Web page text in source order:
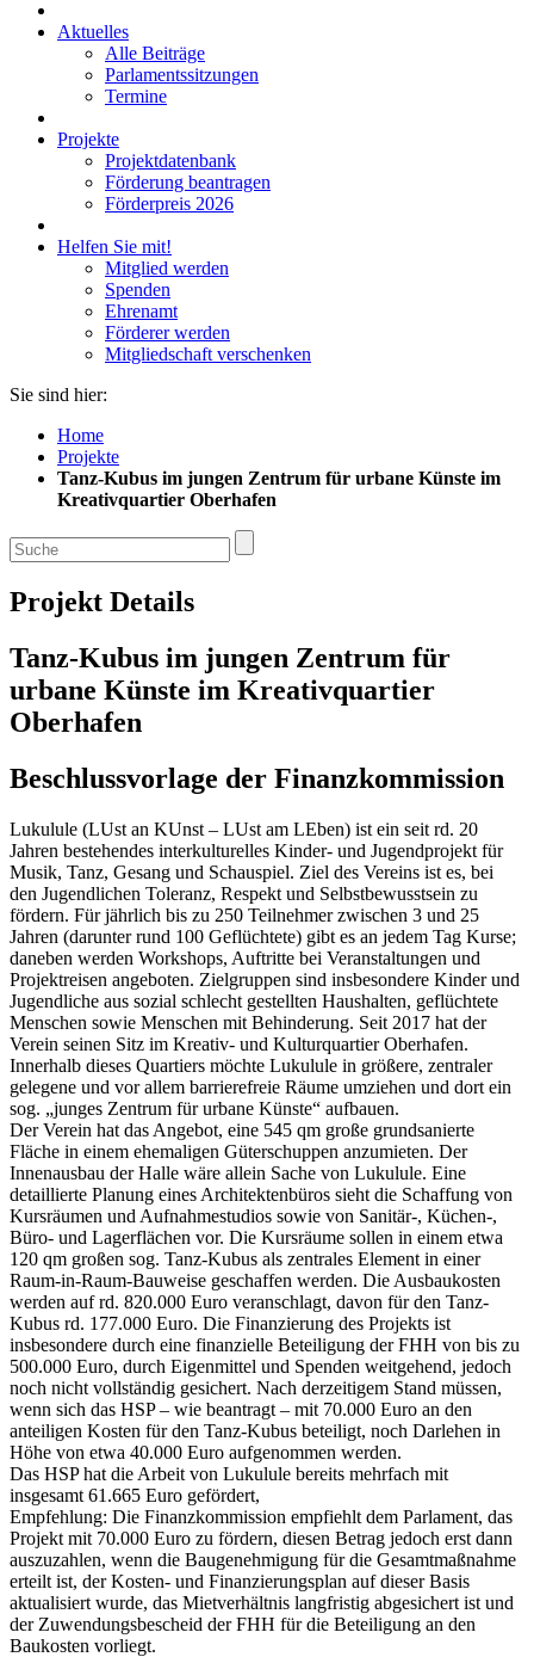
Aktuelles
Alle Beiträge
Parlamentssitzungen
Termine
Projekte
Projektdatenbank
Förderung beantragen
Förderpreis 2026
Helfen Sie mit!
Mitglied werden
Spenden
Ehrenamt
Förderer werden
Mitgliedschaft verschenken
Sie sind hier:
Home
Projekte
Tanz-Kubus im jungen Zentrum für urbane Künste im
Kreativquartier Oberhafen
Projekt Details
Tanz-Kubus im jungen Zentrum für
urbane Künste im Kreativquartier
Oberhafen
Beschlussvorlage der Finanzkommission
Lukulule (LUst an KUnst – LUst am LEben) ist ein seit rd. 20
Jahren bestehendes interkulturelles Kinder- und Jugendprojekt für
Musik, Tanz, Gesang und Schauspiel. Ziel des Vereins ist es, bei
den Jugendlichen Toleranz, Respekt und Selbstbewusstsein zu
fördern. Für jährlich bis zu 250 Teilnehmer zwischen 3 und 25
Jahren (darunter rund 100 Geflüchtete) gibt es an jedem Tag Kurse;
daneben werden Workshops, Auftritte bei Veranstaltungen und
Projektreisen angeboten. Zielgruppen sind insbesondere Kinder und
Jugendliche aus sozial schlecht gestellten Haushalten, geflüchtete
Menschen sowie Menschen mit Behinderung. Seit 2017 hat der
Verein seinen Sitz im Kreativ- und Kulturquartier Oberhafen.
Innerhalb dieses Quartiers möchte Lukulule in größere, zentraler
gelegene und vor allem barrierefreie Räume umziehen und dort ein
sog. „junges Zentrum für urbane Künste“ aufbauen.
Der Verein hat das Angebot, eine 545 qm große grundsanierte
Fläche in einem ehemaligen Güterschuppen anzumieten. Der
Innenausbau der Halle wäre allein Sache von Lukulule. Eine
detaillierte Planung eines Architektenbüros sieht die Schaffung von
Kursräumen und Aufnahmestudios sowie von Sanitär-, Küchen-,
Büro- und Lagerflächen vor. Die Kursräume sollen in einem etwa
120 qm großen sog. Tanz-Kubus als zentrales Element in einer
Raum-in-Raum-Bauweise geschaffen werden. Die Ausbaukosten
werden auf rd. 820.000 Euro veranschlagt, davon für den Tanz-
Kubus rd. 177.000 Euro. Die Finanzierung des Projekts ist
insbesondere durch eine finanzielle Beteiligung der FHH von bis zu
500.000 Euro, durch Eigenmittel und Spenden weitgehend, jedoch
noch nicht vollständig gesichert. Nach derzeitigem Stand müssen,
wenn sich das HSP – wie beantragt – mit 70.000 Euro an den
anteiligen Kosten für den Tanz-Kubus beteiligt, noch Darlehen in
Höhe von etwa 40.000 Euro aufgenommen werden.
Das HSP hat die Arbeit von Lukulule bereits mehrfach mit
insgesamt 61.665 Euro gefördert,
Empfehlung: Die Finanzkommission empfiehlt dem Parlament, das
Projekt mit 70.000 Euro zu fördern, diesen Betrag jedoch erst dann
auszuzahlen, wenn die Baugenehmigung für die Gesamtmaßnahme
erteilt ist, der Kosten- und Finanzierungsplan auf dieser Basis
aktualisiert wurde, das Mietverhältnis langfristig abgesichert ist und
der Zuwendungsbescheid der FHH für die Beteiligung an den
Baukosten vorliegt.